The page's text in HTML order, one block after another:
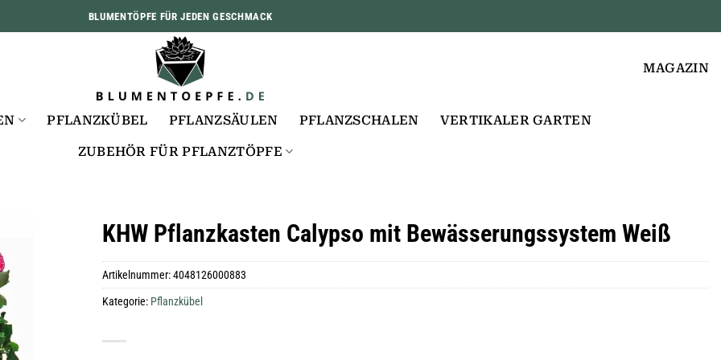
BLUMENTÖPFE FÜR JEDEN GESCHMACK
MAGAZIN
PFLANZKÜBEL PFLANZSÄULEN PFLANZSCHALEN VERTIKALER GARTEN
ZUBEHÖR FÜR PFLANZTÖPFE
KHW Pflanzkasten Calypso mit Bewässerungssystem Weiß
Artikelnummer:4048126000883
Kategorie: Pflanzkübel